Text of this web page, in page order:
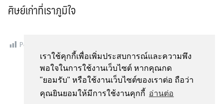
เราใช้คุกกี้เพื่อเพิ่มประสบการณ์และความพึง
พอใจในการใช้งานเว็บไซต์ หากคุณกด
"ยอมรับ" หรือใช้งานเว็บไซต์ของเราต่อ ถือว่า
คุณยินยอมให้มีการใช้งานคุกกี้ อ่านต่อ
ศิษย์เก่าที่เราภูมิใจ
Post Views: